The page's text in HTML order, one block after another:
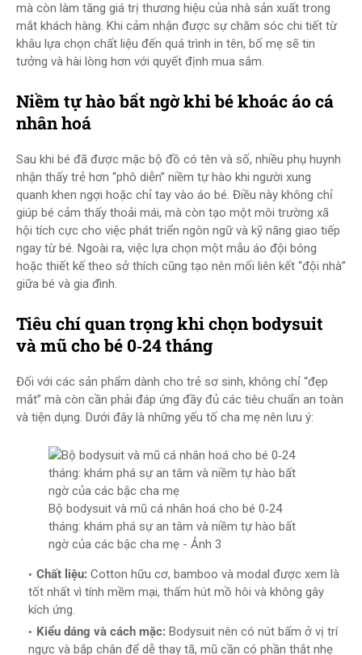
mà còn làm tăng giá trị thương hiệu của nhà sản xuất trong
mắt khách hàng. Khi cảm nhận được sự chăm sóc chi tiết từ
khâu lựa chọn chất liệu đến quá trình in tên, bố mẹ sẽ tin
tưởng và hài lòng hơn với quyết định mua sắm.
Niềm tự hào bất ngờ khi bé khoác áo cá
nhân hoá
Sau khi bé đã được mặc bộ đồ có tên và số, nhiều phụ huynh
nhận thấy trẻ hơn “phô diễn” niềm tự hào khi người xung
quanh khen ngợi hoặc chỉ tay vào áo bé. Điều này không chỉ
giúp bé cảm thấy thoải mái, mà còn tạo một môi trường xã
hội tích cực cho việc phát triển ngôn ngữ và kỹ năng giao tiếp
ngay từ bé. Ngoài ra, việc lựa chọn một mẫu áo đội bóng
hoặc thiết kế theo sở thích cũng tạo nên mối liên kết “đội nhà”
giữa bé và gia đình.
Tiêu chí quan trọng khi chọn bodysuit
và mũ cho bé 0‑24 tháng
Đối với các sản phẩm dành cho trẻ sơ sinh, không chỉ “đẹp
mắt” mà còn cần phải đáp ứng đầy đủ các tiêu chuẩn an toàn
và tiện dụng. Dưới đây là những yếu tố cha mẹ nên lưu ý:
Bộ bodysuit và mũ cá nhân hoá cho bé 0‑24
tháng: khám phá sự an tâm và niềm tự hào bất
ngờ của các bậc cha mẹ - Ảnh 3
Chất liệu: Cotton hữu cơ, bamboo và modal được xem là
tốt nhất vì tính mềm mại, thấm hút mồ hôi và không gây
kích ứng.
Kiểu dáng và cách mặc: Bodysuit nên có nút bấm ở vị trí
ngực và bắp chân để dễ thay tã, mũ cần có phần thắt nhẹ